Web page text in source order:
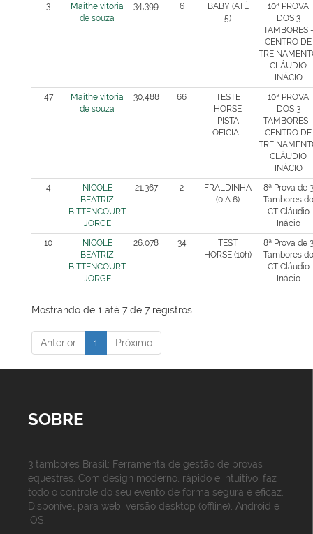
3
Maithe vitoria
de souza
34,399 6
BABY (ATÉ
5)
10ª PROVA
DOS 3
TAMBORES -
CENTRO DE
CLÁUDIO
INÁCIO
47
Maithe vitoria
de souza
30,488 66
TESTE
HORSE
PISTA
OFICIAL
10ª PROVA
DOS 3
TAMBORES -
CENTRO DE
CLÁUDIO
INÁCIO
4
NICOLE
BEATRIZ
BITTENCOURT
JORGE
21,367 2
FRALDINHA
(0 A 6)
8ª Prova de 3
Tambores do
CT Cláudio
Inácio
10
NICOLE
BEATRIZ
BITTENCOURT
JORGE
26,078 34
TEST
HORSE (10h)
8ª Prova de 3
Tambores do
CT Cláudio
Inácio
Mostrando de 1 até 7 de 7 registros
Anterior 1 Próximo
SOBRE
3 tambores Brasil: Ferramenta de gestão de provas
equestres. Com design moderno, rápido e intuitivo, faz
todo o controle do seu evento de forma segura e eficaz.
Disponível para web, versão desktop (offline), Android e
iOS.